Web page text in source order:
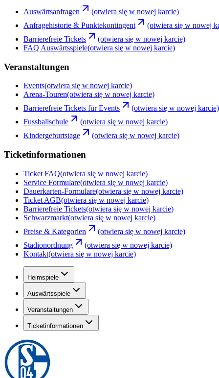
Auswärtsanfragen
(otwiera się w nowej karcie)
Anfragehistorie & Punktekontingent
(otwiera się w nowej
Barrierefreie Tickets
(otwiera się w nowej karcie)
FAQ Auswärtsspiele(otwiera się w nowej karcie)
Veranstaltungen
Events(otwiera się w nowej karcie)
Arena-Touren(otwiera się w nowej karcie)
Barrierefreie Tickets für Events
(otwiera się w nowej karcie)
Fussballschule
(otwiera się w nowej karcie)
Kindergeburtstage
(otwiera się w nowej karcie)
Ticketinformationen
Ticket FAQ(otwiera się w nowej karcie)
Service Formulare(otwiera się w nowej karcie)
Dauerkarten-Formulare(otwiera się w nowej karcie)
Ticket AGB(otwiera się w nowej karcie)
Barrierefreie Tickets(otwiera się w nowej karcie)
Schwarzmarkt(otwiera się w nowej karcie)
Preise & Kategorien
(otwiera się w nowej karcie)
Stadionordnung
(otwiera się w nowej karcie)
Kontakt(otwiera się w nowej karcie)
Heimspiele
Auswärtsspiele
Veranstaltungen
Ticketinformationen